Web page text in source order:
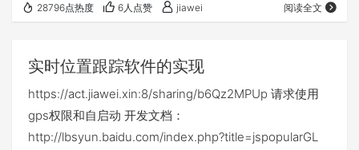
点坑。要想在DSM（群晖操作系统）设置单点登录服务
一台群晖，黑的…
28796点热度 6人点赞 jiawei 阅读全文
实时位置跟踪软件的实现
https://act.jiawei.xin:8/sharing/b6Qz2MPUp 请求使用
gps权限和自启动 开发文档：
http://lbsyun.baidu.com/index.php?title=jspopularGL